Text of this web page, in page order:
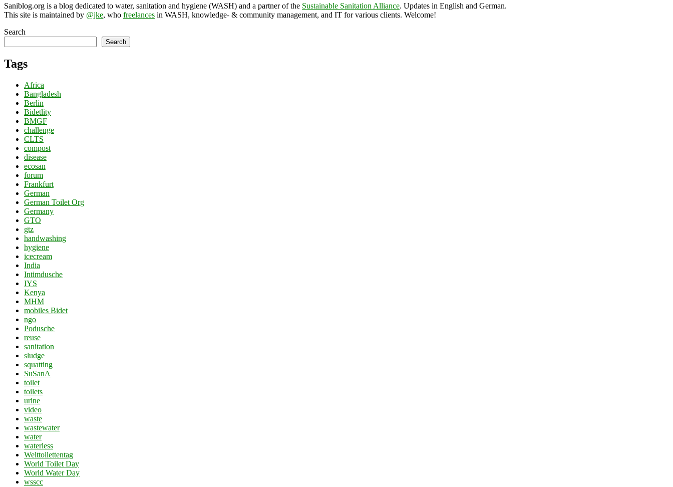
Saniblog.org is a blog dedicated to water, sanitation and hygiene (WASH) and a partner of the Sustainable Sanitation Alliance. Updates in English and German.
This site is maintained by @jke, who freelances in WASH, knowledge- & community management, and IT for various clients. Welcome!
Search
Search
Tags
Africa
Bangladesh
Berlin
Bidetlity
BMGF
challenge
CLTS
compost
disease
ecosan
forum
Frankfurt
German
German Toilet Org
Germany
GTO
gtz
handwashing
hygiene
icecream
India
Intimdusche
IYS
Kenya
MHM
mobiles Bidet
ngo
Podusche
reuse
sanitation
sludge
squatting
SuSanA
toilet
toilets
urine
video
waste
wastewater
water
waterless
Welttoilettentag
World Toilet Day
World Water Day
wsscc